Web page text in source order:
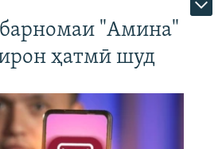
"Амина"
ҳатмӣ шуд